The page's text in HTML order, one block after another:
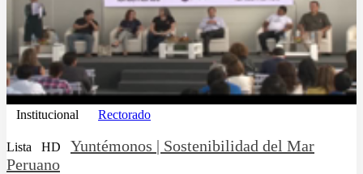
Institucional Rectorado
Lista HD
Yuntémonos | Sostenibilidad del Mar
Peruano